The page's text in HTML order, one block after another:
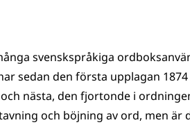
svenskspråkiga
sedan den första upplagan
nästa, den fjortonde i
och böjning av ord, men